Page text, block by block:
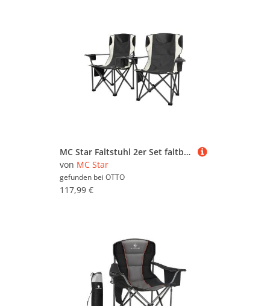
MC Star Faltstuhl 2er Set faltbar Campingstuhl mit Armlehnen Getränkehalter Kopfstütze (Kühltasche Outdoor Klappstuhl bis 120kg belast gepolstert Angelstuhl Gartenstuhl für Garten Camping, 2 St)
von MC Star
gefunden bei OTTO
117,99 €